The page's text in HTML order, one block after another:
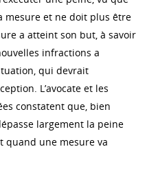
mesure et ne doit plus être
a atteint son but, à savoir
infractions a
qui devrait
L’avocate et les
constatent que, bien
largement la peine
quand une mesure va